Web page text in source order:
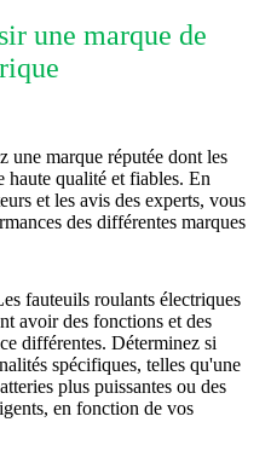
une marque de
une marque réputée dont les
haute qualité et fiables. En
et les avis des experts, vous
des différentes marques
fauteuils roulants électriques
avoir des fonctions et des
différentes. Déterminez si
spécifiques, telles qu'une
plus puissantes ou des
en fonction de vos